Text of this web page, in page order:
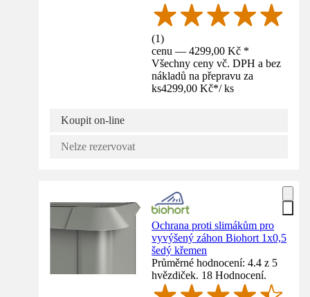
(1)
cenu — 4299,00 Kč *
Všechny ceny vč. DPH a bez
nákladů na přepravu za
ks4299,00 Kč*/ ks
Koupit on-line
Nelze rezervovat
Ochrana proti slimákům pro
vyvýšený záhon Biohort 1x0,5
šedý křemen
Průměrné hodnocení: 4.4 z 5
hvězdiček. 18 Hodnocení.